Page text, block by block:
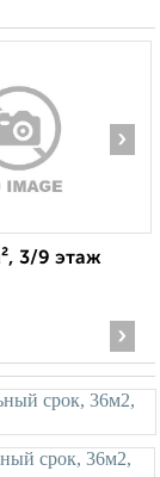
›
3/9 этаж
›